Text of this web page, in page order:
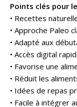
Points clés pour
• Recettes
• Approche Paleo
• Adapté aux
• Accès digital
• Favorise une
• Réduit les
• Idées de repas
• Facile à intégrer